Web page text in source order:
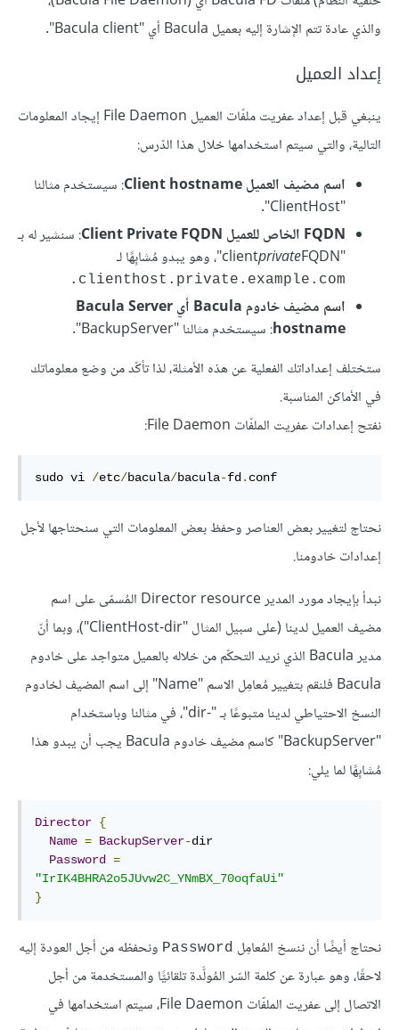
والذي عادة تتم الإشارة إليه بعميل Bacula أي "Bacula client".
إعداد العميل
ينبغي قبل إعداد عفريت ملفّات العميل File Daemon إيجاد المعلومات
التالية، والتي سيتم استخدامها خلال هذا الدّرس:
اسم مضيف العميل Client hostname
: سيستخدم مثالنا
"ClientHost".
FQDN الخاص للعميل Client Private FQDN
: سنشير له بـ
"client
privateFQDN"، وهو يبدو مُشابِهًا لـ
clienthost.private.example.com.
اسم مضيف خادوم Bacula أي Bacula Server
hostname: سيستخدم مثالنا "BackupServer".
ستختلف إعداداتك الفعلية عن هذه الأمثلة، لذا تأكّد من وضع معلوماتك
في الأماكن المناسبة.
نفتح إعدادات عفريت الملفّات File Daemon:
sudo vi /etc/bacula/bacula-fd. conf
نحتاج لتغيير بعض العناصر وحفظ بعض المعلومات التي سنحتاجها لأجل
إعدادات خادومنا.
نبدأ بإيجاد مورد المدير Director resource المُسمّى على اسم
مضيف العميل لدينا (على سبيل المثال "ClientHost-dir")، وبما أنّ
مدير Bacula الذي نريد التحكّم من خلاله بالعميل متواجد على خادوم
Bacula فلنقم بتغيير مُعامِل الاسم "Name" إلى اسم المضيف لخادوم
النسخ الاحتياطي لدينا متبوعًا بـ "-dir"، في مثالنا وباستخدام
"BackupServer" كاسم مضيف خادوم Bacula يجب أن يبدو هذا
مُشابِهًا لما يلي:
Director {
Name = BackupServer-dir
Password =
"IrIK4BHRA2o5JUvw2C_YNmBX_70oqfaUi"
}
نحتاج أيضًا أن ننسخ المُعامِل Password ونحفظه من أجل العودة إليه
لاحقًا، وهو عبارة عن كلمة السّر المُولَّدة تلقائيًّا والمستخدمة من أجل
الاتصال إلى عفريت الملفّات File Daemon، سيتم استخدامها في